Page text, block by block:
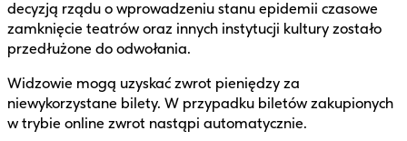
decyzją rządu o wprowadzeniu stanu epidemii czasowe
zamknięcie teatrów oraz innych instytucji kultury zostało
przedłużone do odwołania.
Widzowie mogą uzyskać zwrot pieniędzy za
niewykorzystane bilety. W przypadku biletów zakupionych
w trybie online zwrot nastąpi automatycznie.